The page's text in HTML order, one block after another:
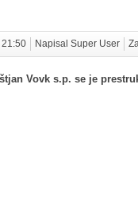
Napisal Super User
Vovk s.p. se je